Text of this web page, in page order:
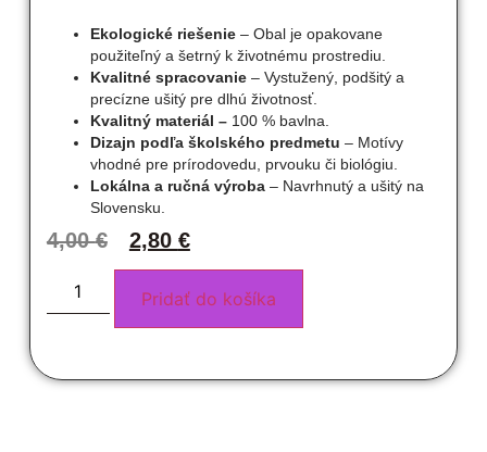
Ekologické riešenie– Obal je opakovane
použiteľný a šetrný k životnému prostrediu.
Kvalitné spracovanie– Vystužený, podšitý a
precízne ušitý pre dlhú životnosť.
Kvalitný materiál –100 % bavlna.
Dizajn podľa školského predmetu – Motívy
vhodné pre prírodovedu, prvouku či biológiu.
Lokálna a ručná výroba– Navrhnutý a ušitý na
Slovensku.
4,00€ 2,80 €
Pridať do košíka